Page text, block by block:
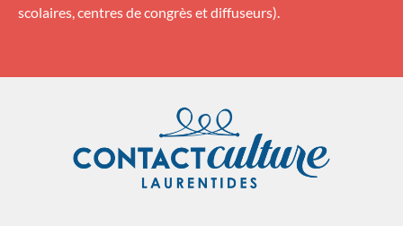
scolaires, centres de congrès et diffuseurs).